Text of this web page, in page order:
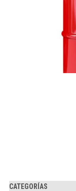
CATEGORÍAS